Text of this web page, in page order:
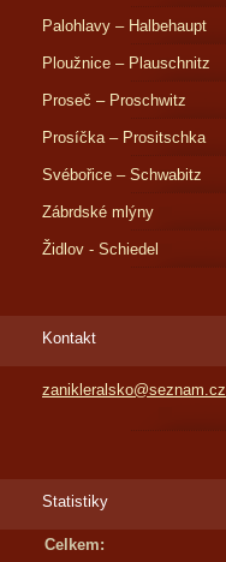
Palohlavy – Halbehaupt
Ploužnice – Plauschnitz
Proseč – Proschwitz
Prosíčka – Prositschka
Svébořice – Schwabitz
Zábrdské mlýny
Židlov - Schiedel
Kontakt
zanikleralsko@seznam.cz
Statistiky
Celkem: